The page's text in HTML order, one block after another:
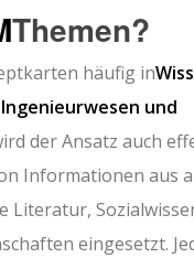
Themen?
häufig in
und
der Ansatz auch
Informationen aus
Literatur,
eingesetzt.